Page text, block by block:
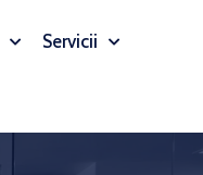
Servicii